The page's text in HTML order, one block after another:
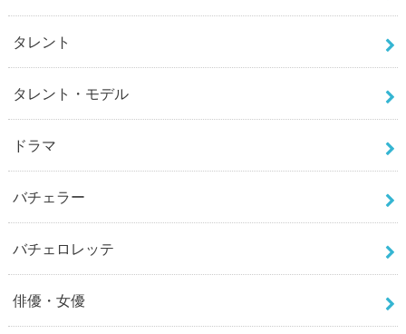
タレント
タレント・モデル
ドラマ
バチェラー
バチェロレッテ
俳優・女優